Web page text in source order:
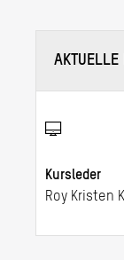
AKTUELLE
Kursleder
Roy Kristen